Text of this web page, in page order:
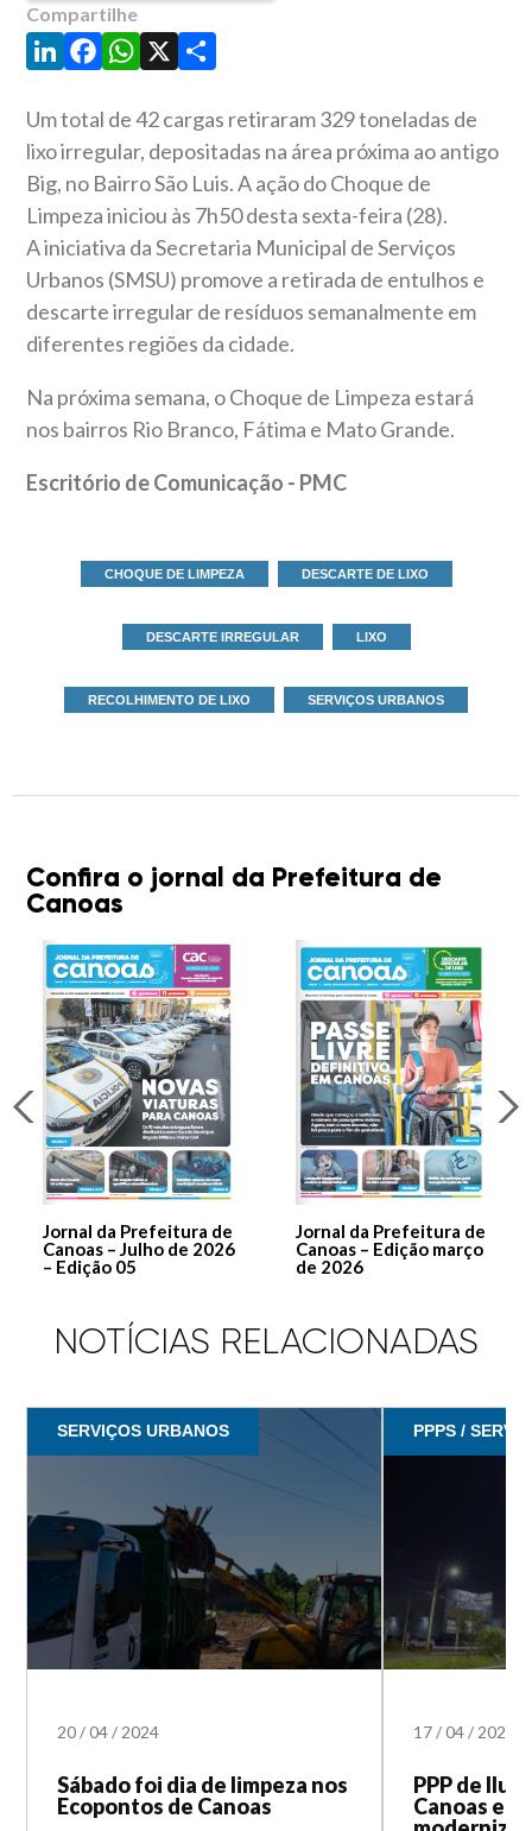
Compartilhe
LinkedIn
Facebook
WhatsApp
X Share
Um total de 42 cargas retiraram 329 toneladas de
lixo irregular, depositadas na área próxima ao antigo
Big, no Bairro São Luis. A ação do Choque de
Limpeza iniciou às 7h50 desta sexta-feira (28).
A iniciativa da Secretaria Municipal de Serviços
Urbanos (SMSU) promove a retirada de entulhos e
descarte irregular de resíduos semanalmente em
diferentes regiões da cidade.
Na próxima semana, o Choque de Limpeza estará
nos bairros Rio Branco, Fátima e Mato Grande.
Escritório de Comunicação - PMC
CHOQUE DE LIMPEZA DESCARTE DE LIXO
DESCARTE IRREGULAR LIXO
RECOLHIMENTO DE LIXO SERVIÇOS URBANOS
Confira o jornal da Prefeitura de
Canoas
Jornal da Prefeitura de
Canoas – Julho de 2026
– Edição 05
Jornal da Prefeitura de
Canoas – Edição março
de 2026
NOTÍCIAS RELACIONADAS
SERVIÇOS URBANOS
20/04/ 2024
Sábado foi dia de limpeza nos
Ecopontos de Canoas
PPPS /
17/04/ 2024
PPP de
Canoas